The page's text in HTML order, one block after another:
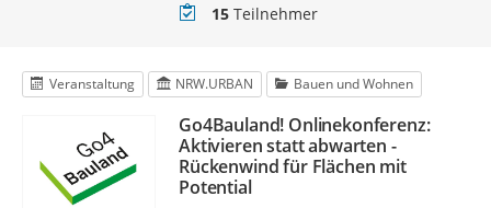
Teilnehmer
15Teilnehmer
Veranstaltung NRW.URBAN Bauen und Wohnen
Go4Bauland! Onlinekonferenz:
Aktivieren statt abwarten -
Rückenwind für Flächen mit
Potential